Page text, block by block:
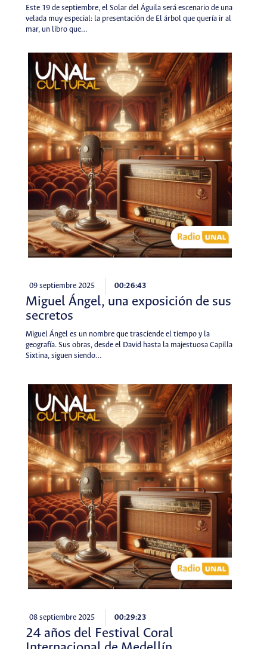
Este 19 de septiembre, el Solar del Águila será escenario de una
velada muy especial: la presentación de El árbol que quería ir al
mar, un libro que…
09 septiembre 2025 00:26:43
Miguel Ángel, una exposición de sus
secretos
Miguel Ángel es un nombre que trasciende el tiempo y la
geografía. Sus obras, desde el David hasta la majestuosa Capilla
Sixtina, siguen siendo…
08 septiembre 2025 00:29:23
24 años del Festival Coral